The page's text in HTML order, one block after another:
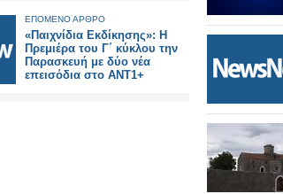
ΕΠΟΜΕΝΟ ΑΡΘΡΟ
«Παιχνίδια Εκδίκησης»: Η
Πρεμιέρα του Γ΄ κύκλου την
Παρασκευή με δύο νέα
επεισόδια στο ΑΝΤ1+